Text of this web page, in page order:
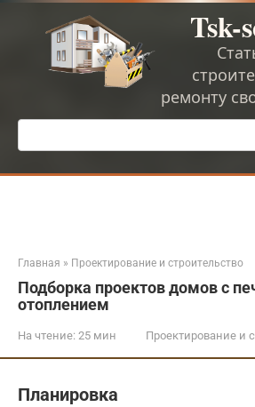
Перейти
Tsk-
ремонту
Поиск:
Главная » Проектирование и строительство
Подборка проектов домов с
отоплением
На чтение: 25 мин Проектирование и
Планировка